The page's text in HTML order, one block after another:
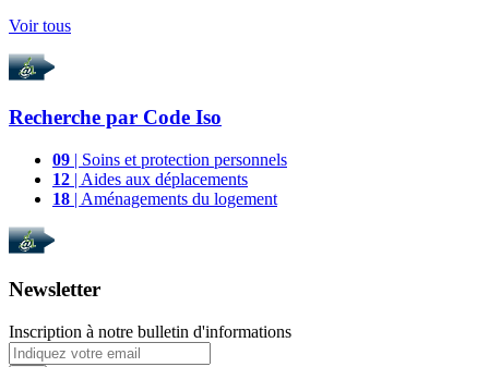
Voir tous
Recherche par Code Iso
09 | Soins et protection personnels
12 | Aides aux déplacements
18 | Aménagements du logement
Newsletter
Inscription à notre bulletin d'informations